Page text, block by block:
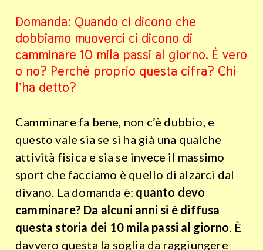
Domanda: Quando ci dicono che
dobbiamo muoverci ci dicono di
camminare 10 mila passi al giorno. È vero
o no? Perché proprio questa cifra? Chi
l’ha detto?
Camminare fa bene, non c’è dubbio, e
questo vale sia se si ha già una qualche
attività fisica e sia se invece il massimo
sport che facciamo è quello di alzarci dal
divano. La domanda è: quanto devo
camminare? Da alcuni anni si è diffusa
questa storia dei 10 mila passi al giorno. È
davvero questa la soglia da raggiungere